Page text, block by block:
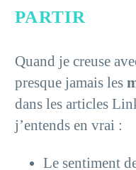
PARTIR
Quand je creuse
presque jamais les
dans les articles
j’entends en vrai :
Le sentiment